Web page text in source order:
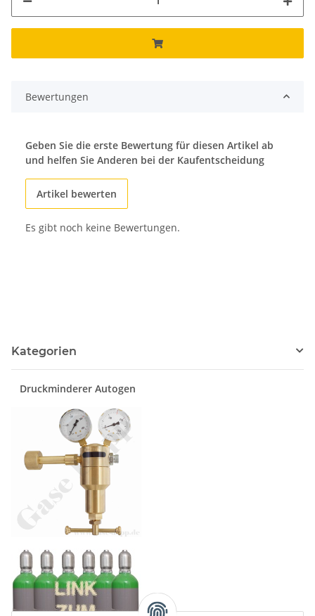
Bewertungen
Geben Sie die erste Bewertung für diesen Artikel ab
und helfen Sie Anderen bei der Kaufentscheidung
Artikel bewerten
Es gibt noch keine Bewertungen.
Kategorien
Druckminderer Autogen